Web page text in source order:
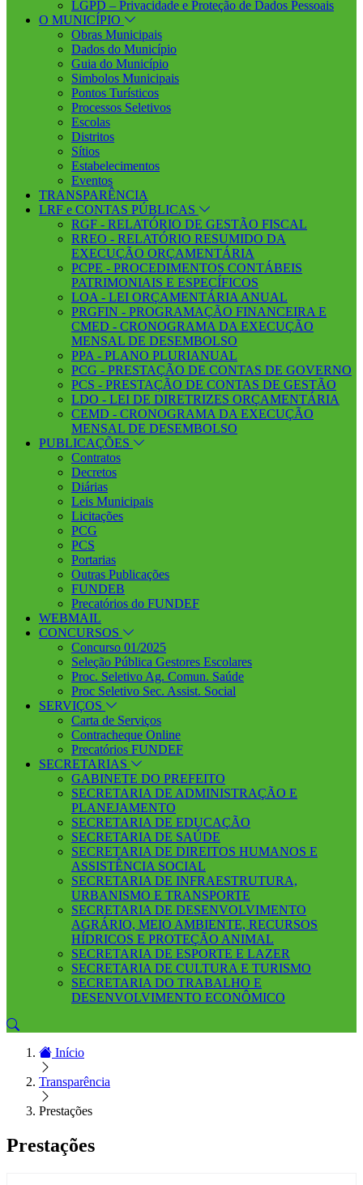
LGPD – Privacidade e Proteção de Dados Pessoais
O MUNICÍPIO
Obras Municipais
Dados do Município
Guia do Município
Simbolos Municipais
Pontos Turísticos
Processos Seletivos
Escolas
Distritos
Sítios
Estabelecimentos
Eventos
TRANSPARÊNCIA
LRF e CONTAS PÚBLICAS
RGF - RELATÓRIO DE GESTÃO FISCAL
RREO - RELATÓRIO RESUMIDO DA
EXECUÇÃO ORÇAMENTÁRIA
PCPE - PROCEDIMENTOS CONTÁBEIS
PATRIMONIAIS E ESPECÍFICOS
LOA - LEI ORÇAMENTÁRIA ANUAL
PRGFIN - PROGRAMAÇÃO FINANCEIRA E
CMED - CRONOGRAMA DA EXECUÇÃO
MENSAL DE DESEMBOLSO
PPA - PLANO PLURIANUAL
PCG - PRESTAÇÃO DE CONTAS DE GOVERNO
PCS - PRESTAÇÃO DE CONTAS DE GESTÃO
LDO - LEI DE DIRETRIZES ORÇAMENTÁRIA
CEMD - CRONOGRAMA DA EXECUÇÃO
MENSAL DE DESEMBOLSO
PUBLICAÇÕES
Contratos
Decretos
Diárias
Leis Municipais
Licitações
PCG
PCS
Portarias
Outras Publicações
FUNDEB
Precatórios do FUNDEF
WEBMAIL
CONCURSOS
Concurso 01/2025
Seleção Pública Gestores Escolares
Proc. Seletivo Ag. Comun. Saúde
Proc Seletivo Sec. Assist. Social
SERVIÇOS
Carta de Serviços
Contracheque Online
Precatórios FUNDEF
SECRETARIAS
GABINETE DO PREFEITO
SECRETARIA DE ADMINISTRAÇÃO E
PLANEJAMENTO
SECRETARIA DE EDUCAÇÃO
SECRETARIA DE SAÚDE
SECRETARIA DE DIREITOS HUMANOS E
ASSISTÊNCIA SOCIAL
SECRETARIA DE INFRAESTRUTURA,
URBANISMO E TRANSPORTE
SECRETARIA DE DESENVOLVIMENTO
AGRÁRIO, MEIO AMBIENTE, RECURSOS
HÍDRICOS E PROTEÇÃO ANIMAL
SECRETARIA DE ESPORTE E LAZER
SECRETARIA DE CULTURA E TURISMO
SECRETARIA DO TRABALHO E
DESENVOLVIMENTO ECONÔMICO
Início
Transparência
Prestações
Prestações